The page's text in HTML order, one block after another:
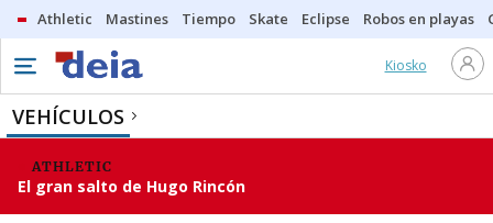
Athletic Mastines Tiempo Skate Eclipse Robos en playas
Kiosko
VEHÍCULOS
ATHLETIC
El gran salto de Hugo Rincón